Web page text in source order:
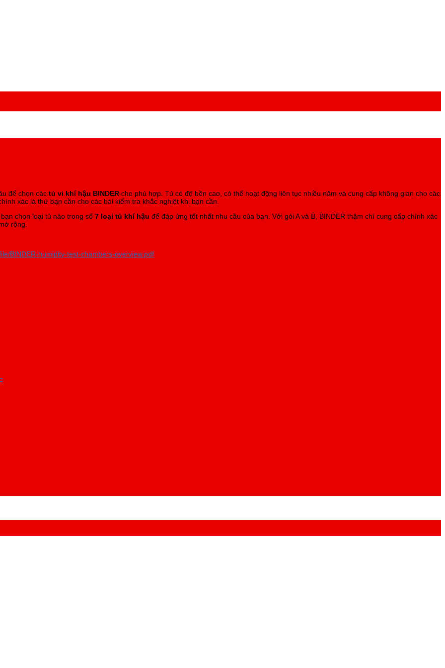
Tủ ấm CO2, Tủ lạnh đông sâu.
để chọn các tủ vi khí hậu BINDER cho phù hợp. Tủ có độ bền cao, có thể hoạt động liên tục nhiều năm và cung cấp không gian cho các
xác là thứ bạn cần cho các bài kiểm tra khắc nghiệt khi bạn cần.
chọn loại tủ nào trong số 7 loại tủ khí hậu để đáp ứng tốt nhất nhu cầu của bạn. Với gói A và B, BINDER thậm chí cung cấp chính xác
rộng.
BINDER-humidity-test-chambers-overview.pdf